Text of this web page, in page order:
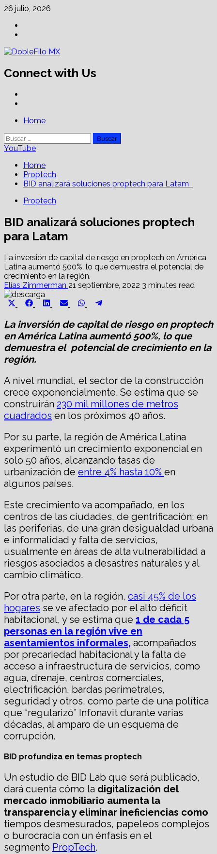
Skip
content
26 julio, 2026
Connect with Us
PrimaryHome
Buscar:
YouTube
Home
Proptech
BID analizará soluciones proptech para Latam
Proptech
BID analizará soluciones proptech
para Latam
La inversión de capital de riesgo en proptech en América
Latina aumentó 500%, lo que demuestra el potencial de
crecimiento en la región.
Elías Zimmerman 21 septiembre, 2022 3 minutes read
Share
Share
Facebook
Share
LinkedIn
Share
Email
Share
WhatsApp
La inversión de capital de riesgo en proptech
en América Latina aumentó 500%, lo que
demuestra el potencial de crecimiento en la
región.
A nivel mundial, el sector de la construcción
crece exponencialmente. Se estima que se
construirán 230 mil millones de metros
cuadrados en los próximos 40 años.
Por su parte, la región de América Latina
experimentó un crecimiento exponencial en
solo 50 años, alcanzando tasas de
urbanización de entre 4% hasta 10% en
algunos países.
Este crecimiento va acompañado, en los
centros de las ciudades, de gentrificación; en
las periferias, de una gran desigualdad urbana
e informalidad y falta de servicios,
usualmente en áreas de alta vulnerabilidad a
riesgos asociados a desastres naturales y al
cambio climático.
Por otra parte, en la región, casi 45% de los
hogares se ve afectado por el alto déficit
habitacional, y se estima que 1 de cada 5
personas en la región vive en
asentamientos informales, acompañados
por precariedad habitacional y la falta de
acceso a infraestructura de servicios, como
agua, drenaje, centros comerciales,
electrificación, bardas perimetrales,
seguridad y otros, como parte de una política
que “regularizó” Infonavit durante varias
décadas, al amparo de un esquema de
corrupción.
BID profundiza en temas proptech
Un estudio de BID Lab que será publicado,
dará cuenta cómo la digitalización del
mercado inmobiliario aumenta la
transparencia y eliminar ineficiencias como
tiempos desmesurados, papeleos complejos
o burocracia con un énfasis en el
segmento PropTech.